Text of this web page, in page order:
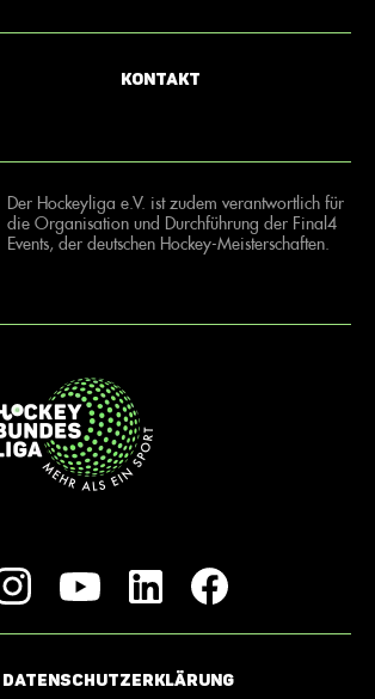
Kontakt
Der Hockeyliga e.V. ist zudem verantwortlich für
die Organisation und Durchführung der Final4
Events, der deutschen Hockey-Meisterschaften.
DATENSCHUTZERKLÄRUNG